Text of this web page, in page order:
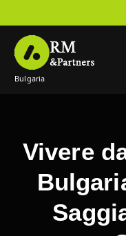
Bulgaria
Vivere